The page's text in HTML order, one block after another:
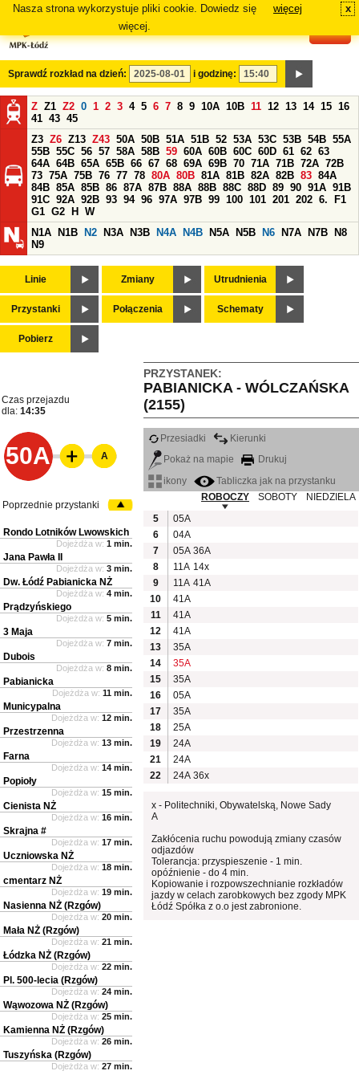
Nasza strona wykorzystuje pliki cookie. Dowiedz się
więcej.
więcej x
Sprawdź rozkład na dzień: i godzinę:
Z Z1 Z2 0 1 2 3 4 5 6 7 8 9 10A 10B 11 12 13 14 15 16
41 43 45
Z3 Z6 Z13 Z43 50A 50B 51A 51B 52 53A 53C 53B 54B 55A
55B 55C 56 57 58A 58B 59 60A 60B 60C 60D 61 62 63
64A 64B 65A 65B 66 67 68 69A 69B 70 71A 71B 72A 72B
73 75A 75B 76 77 78 80A 80B 81A 81B 82A 82B 83 84A
84B 85A 85B 86 87A 87B 88A 88B 88C 88D 89 90 91A 91B
91C 92A 92B 93 94 96 97A 97B 99 100 101 201 202 6.
F1
G1 G2 H
W
N1A
N1B N2 N3A N3B N4A N4B N5A N5B N6 N7A N7B
N8
N9
Linie Zmiany Utrudnienia
Przystanki Połączenia Schematy
Pobierz
PRZYSTANEK:
PABIANICKA - WÓLCZAŃSKA
(2155)
Czas przejazdu
dla: 14:35
50A
Przesiadki
Kierunki
Pokaż na mapie
Drukuj
ikony
Tabliczka jak na przystanku
ROBOCZY
SOBOTY
NIEDZIELA
5
05A
6
04A
7
05A 36A
8
11A 14x
9
11A 41A
10
41A
11
41A
12
41A
13
35A
14
35A
15
35A
16
05A
17
35A
18
25A
19
24A
21
24A
22
24A 36x
x - Politechniki, Obywatelską, Nowe Sady
A
Zakłócenia ruchu powodują zmiany czasów
odjazdów
Tolerancja: przyspieszenie - 1 min.
opóźnienie - do 4 min.
Kopiowanie i rozpowszechnianie rozkładów
jazdy w celach zarobkowych bez zgody MPK
Łódź Spółka z o.o jest zabronione.
A
Poprzednie przystanki
Rondo Lotników Lwowskich
Dojeżdża w: 1 min.
Jana Pawła II
Dojeżdża w: 3 min.
Dw. Łódź Pabianicka NŻ
Dojeżdża w: 4 min.
Prądzyńskiego
Dojeżdża w: 5 min.
3 Maja
Dojeżdża w: 7 min.
Dubois
Dojeżdża w: 8 min.
Pabianicka
Dojeżdża w: 11 min.
Municypalna
Dojeżdża w: 12 min.
Przestrzenna
Dojeżdża w: 13 min.
Farna
Dojeżdża w: 14 min.
Popioły
Dojeżdża w: 15 min.
Cienista NŻ
Dojeżdża w: 16 min.
Skrajna #
Dojeżdża w: 17 min.
Uczniowska NŻ
Dojeżdża w: 18 min.
cmentarz NŻ
Dojeżdża w: 19 min.
Nasienna NŻ (Rzgów)
Dojeżdża w: 20 min.
Mała NŻ (Rzgów)
Dojeżdża w: 21 min.
Łódzka NŻ (Rzgów)
Dojeżdża w: 22 min.
Pl. 500-lecia (Rzgów)
Dojeżdża w: 24 min.
Wąwozowa NŻ (Rzgów)
Dojeżdża w: 25 min.
Kamienna NŻ (Rzgów)
Dojeżdża w: 26 min.
Tuszyńska (Rzgów)
Dojeżdża w: 27 min.